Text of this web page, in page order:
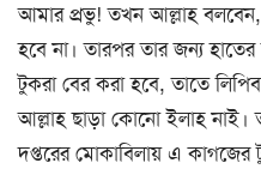
আমার প্রভু! তখন আল্লাহ
হবে না। তারপর তার জন্য
টুকরা বের করা হবে, তাতে
আল্লাহ ছাড়া কোনো ইলাহ
দপ্তরের মোকাবিলায় এ